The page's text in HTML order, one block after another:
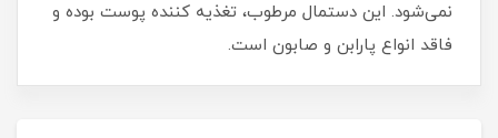
نمی‌شود. این دستمال مرطوب، تغذیه کننده پوست بوده و
فاقد انواع پارابن و صابون است.